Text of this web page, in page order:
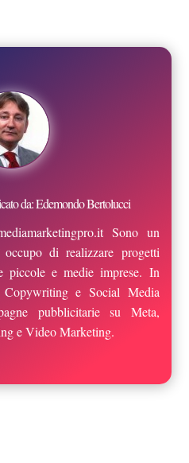
da: Edemondo Bertolucci
Sono un
di realizzare progetti
piccole e medie imprese. In
e Social Media
pubblicitarie su Meta,
e Video Marketing.